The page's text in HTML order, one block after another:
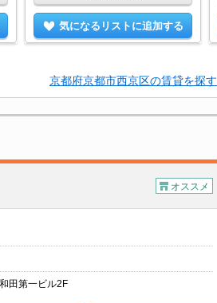
気になるリストに追加する
京都府京都市西京区の賃貸を探す
オススメ
田第一ビル2F